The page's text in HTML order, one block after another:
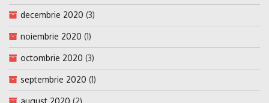
decembrie 2020 (3)
noiembrie 2020 (1)
octombrie 2020 (3)
septembrie 2020 (1)
august 2020 (2)